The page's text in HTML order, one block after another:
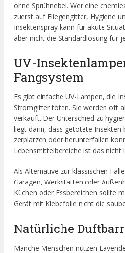
ohne Sprühnebel. Wer eine
zuerst auf Fliegengitter, Hygiene
Insektenspray kann für akute
aber nicht die Standardlösung für
UV-
Fangsystem
Es gibt einfache UV-Lampen, die
Stromgitter töten. Sie werden oft
verkauft. Der Unterschied zu
liegt darin, dass getötete Insekten
zerplatzen oder herunterfallen
Lebensmittelbereiche ist das nicht
Als Alternative zur klassischen
Garagen, Werkstätten oder
Küchen oder Essbereichen sollte
Gerät mit Klebefolie nicht die
Natürliche
Manche Menschen nutzen